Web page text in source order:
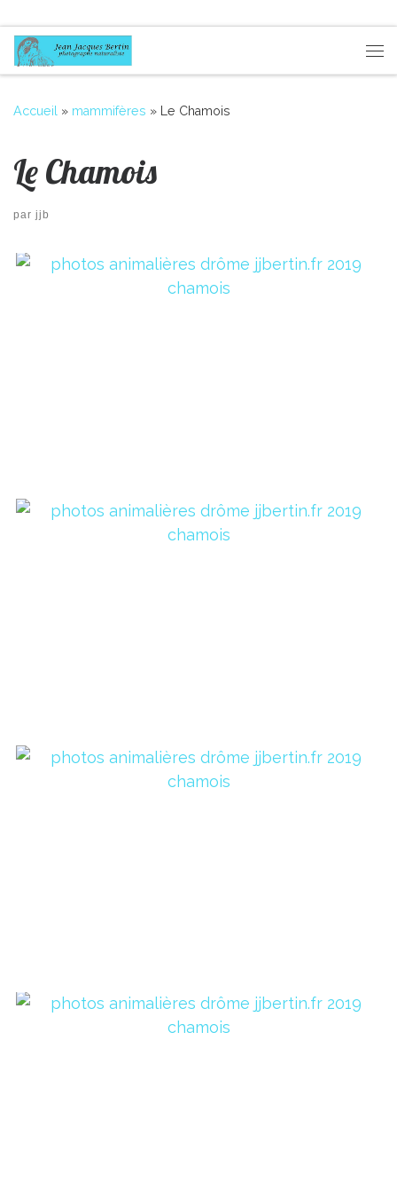
Passer au contenu
Accueil » mammifères » Le Chamois
Le Chamois
par jjb